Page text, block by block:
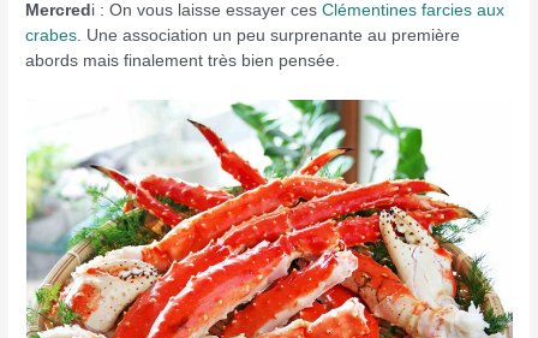
Mercred i : On vous laisse essayer cesClémentines farcies aux
crabes. Une association un peu surprenante au première
abords mais finalement très bien pensée.